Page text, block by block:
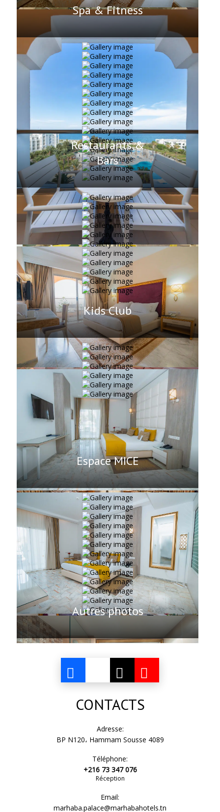
Spa & Fitness
Restaurants &
Bars
Kids Club
Espace MICE
Autres photos
CONTACTS
Adresse:
BP N120، Hammam Sousse 4089
Téléphone:
+216 73 347 076
Réception
Email:
marhaba.palace@marhabahotels.tn